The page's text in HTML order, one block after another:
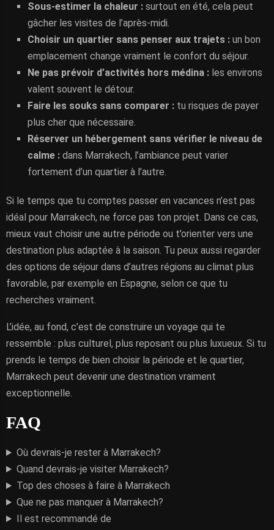
Sous-estimer la chaleur : surtout en été, cela peut
gâcher les visites de l’après-midi.
Choisir un quartier sans penser aux trajets : un bon
emplacement change vraiment le confort du séjour.
Ne pas prévoir d’activités hors médina : les environs
valent souvent le détour.
Faire les souks sans comparer : tu risques de payer
plus cher que nécessaire.
Réserver un hébergement sans vérifier le niveau de
calme : dans Marrakech, l’ambiance peut varier
fortement d’un quartier à l’autre.
Si le temps que tu comptes passer en vacances n’est pas
idéal pour Marrakech, ne force pas ton projet. Dans ce cas,
mieux vaut choisir une autre période ou t’orienter vers une
destination plus adaptée à la saison. Tu peux aussi regarder
des options de séjour dans d’autres régions au climat plus
favorable, par exemple en Espagne, selon ce que tu
recherches vraiment.
L’idée, au fond, c’est de construire un voyage qui te
ressemble : plus culturel, plus reposant ou plus luxueux. Si tu
prends le temps de bien choisir la période et le quartier,
Marrakech peut devenir une destination vraiment
exceptionnelle.
FAQ
Où devrais-je rester à Marrakech?
Quand devrais-je visiter Marrakech?
Top des choses à faire à Marrakech
Que ne pas manquer à Marrakech?
Il est recommandé de